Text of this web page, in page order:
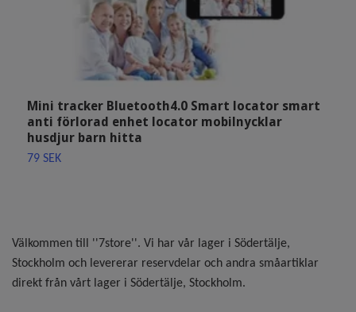
Välkommen till ''7store''. Vi har vår lager i Södertälje,
Stockholm och levererar reservdelar och andra småartiklar
direkt från vårt lager i Södertälje, Stockholm.
Mini tracker Bluetooth4.0 Smart locator smart
anti förlorad enhet locator mobilnycklar
husdjur barn hitta
79 SEK